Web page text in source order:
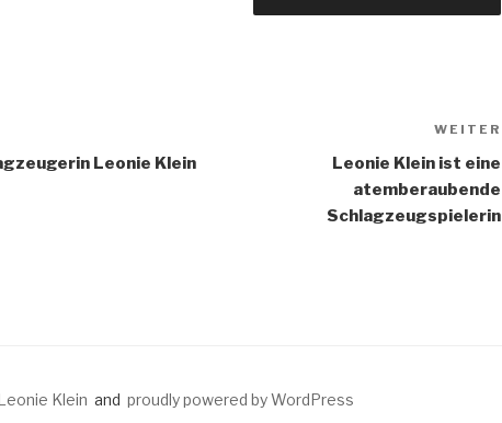
Leonie Klein
WEITER
Leonie Klein ist eine
atemberaubende
Schlagzeugspielerin
Klein and proudly powered by WordPress